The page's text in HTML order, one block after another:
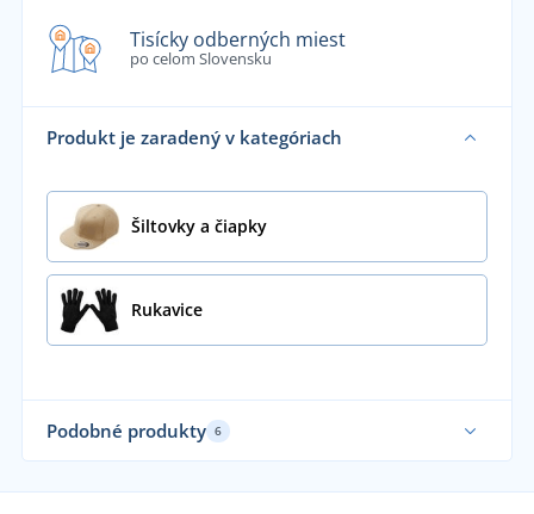
Tisícky odberných miest
po celom Slovensku
Produkt je zaradený v kategóriach
Šiltovky a čiapky
Rukavice
Podobné produkty 6